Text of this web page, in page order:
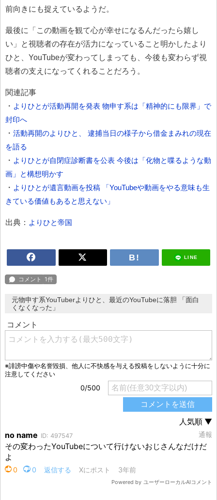
前向きにも捉えているようだ。
最後に「この動画を観て心が幸せになるんだったら嬉し
い」と視聴者の存在が活力になっていること明かしたより
ひと、YouTubeが変わってしまっても、今後も変わらず視
聴者の支えになってくれることだろう。
関連記事
・ よりひとが活動再開を発表 物申す系は「精神的にも限界」で
封印へ
・ 活動再開のよりひと、 逮捕当日の様子から借金まみれの現在
を語る
・ よりひとが自閉症診断書を公表 今後は「化物と喋るような動
画」と構想明かす
・ よりひとが遺言動画を投稿 「YouTubeや動画をやる意味も生
きている価値もあると思えない」
出典： よりひと帝国
LINE
元物申す系YouTuberよりひと、最近のYouTubeに落胆 「面白
くなくなった」